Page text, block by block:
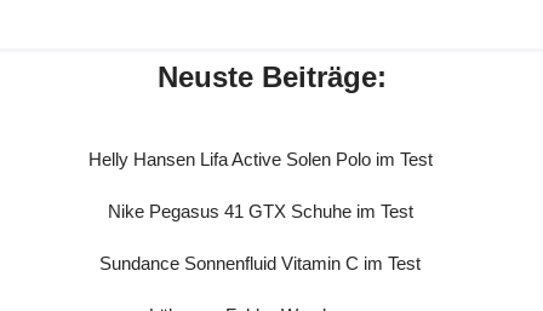
Neuste Beiträge:
Helly Hansen Lifa Active Solen Polo im Test
Nike Pegasus 41 GTX Schuhe im Test
Sundance Sonnenfluid Vitamin C im Test